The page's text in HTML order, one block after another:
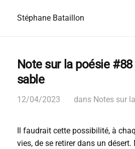
Stéphane Bataillon
Note sur la poésie
sable
12/04/2023 dans Notes sur
Il faudrait cette possibilité, à
vies, de se retirer dans un désert.